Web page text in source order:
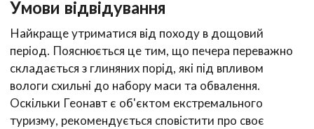
Умови відвідування
Найкраще утриматися від походу в дощовий
період. Пояснюється це тим, що печера переважно
складається з глиняних порід, які під впливом
вологи схильні до набору маси та обвалення.
Оскільки Геонавт є об'єктом екстремального
туризму, рекомендується сповістити про своє